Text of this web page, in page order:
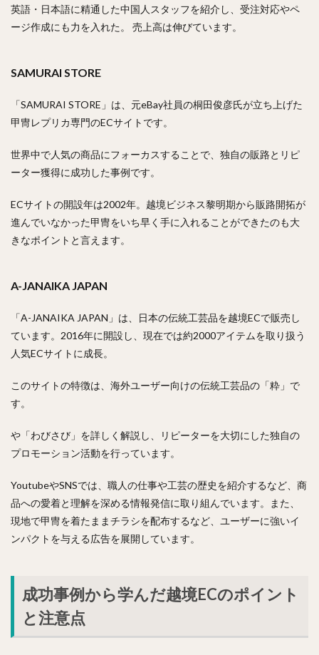
英語・日本語に精通した中国人スタッフを紹介し、受注対応やペ
ージ作成にも力を入れた。 売上高は伸びています。
SAMURAI STORE
「SAMURAI STORE」は、元eBay社員の桐田俊彦氏が立ち上げた
甲冑レプリカ専門のECサイトです。
世界中で人気の商品にフォーカスすることで、独自の販路とリピ
ーター獲得に成功した事例です。
ECサイトの開設年は2002年。越境ビジネス黎明期から販路開拓が
進んでいなかった甲冑をいち早く手に入れることができたのも大
きなポイントと言えます。
A-JANAIKA JAPAN
「A-JANAIKA JAPAN」は、日本の伝統工芸品を越境ECで販売し
ています。2016年に開設し、現在では約2000アイテムを取り扱う
人気ECサイトに成長。
このサイトの特徴は、海外ユーザー向けの伝統工芸品の「粋」で
す。
や「わびさび」を詳しく解説し、リピーターを大切にした独自の
プロモーション活動を行っています。
YoutubeやSNSでは、職人の仕事や工芸の歴史を紹介するなど、商
品への愛着と理解を深める情報発信に取り組んでいます。また、
現地で甲冑を着たままチラシを配布するなど、ユーザーに強いイ
ンパクトを与える広告を展開しています。
成功事例から学んだ越境ECのポイント
と注意点